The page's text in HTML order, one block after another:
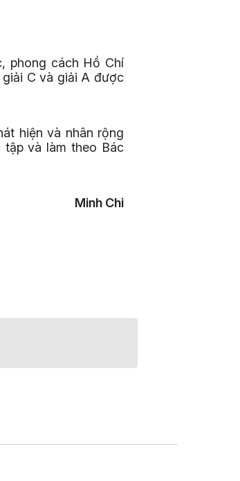
phong cách Hồ Chí
C và giải A được
hiện và nhân rộng
và làm theo Bác
Minh Chi